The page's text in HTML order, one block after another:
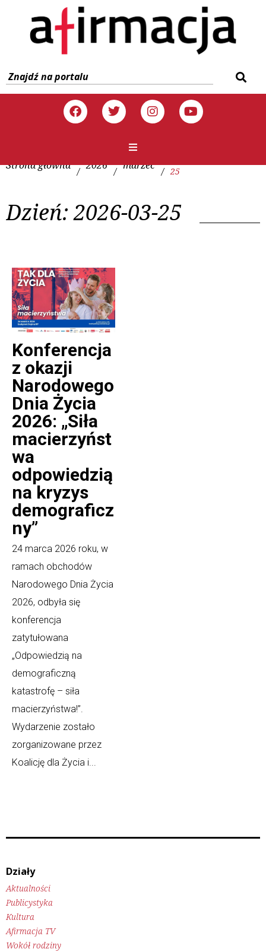
Strona główna / 2026 / marzec / 25
Dzień:2026-03-25
Konferencja
z okazji
Narodowego
Dnia Życia
2026: „Siła
macierzyńst
wa
odpowiedzią
na kryzys
demograficz
ny”
24 marca 2026 roku, w
ramach obchodów
Narodowego Dnia Życia
2026, odbyła się
konferencja
zatytułowana
„Odpowiedzią na
demograficzną
katastrofę – siła
macierzyństwa!”.
Wydarzenie zostało
zorganizowane przez
Koalicję dla Życia i...
Działy
Aktualności
Publicystyka
Kultura
Afirmacja TV
Wokół rodziny